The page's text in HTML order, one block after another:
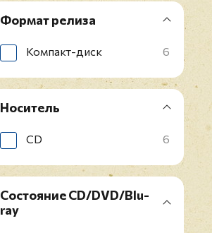
Формат релиза
Компакт-диск 6
Носитель
CD 6
Состояние CD/DVD/Blu-
ray